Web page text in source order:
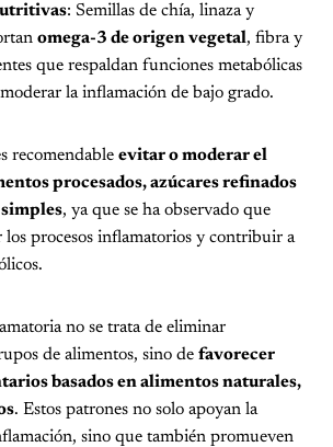
: Semillas de chía, linaza y
omega-3 de origen vegetal, fibra y
que respaldan funciones metabólicas
la inflamación de bajo grado.
recomendable evitar o moderar el
procesados, azúcares refinados
, ya que se ha observado que
los procesos inflamatorios y contribuir a
no se trata de eliminar
de alimentos, sino de favorecer
basados en alimentos naturales,
. Estos patrones no solo apoyan la
sino que también promueven